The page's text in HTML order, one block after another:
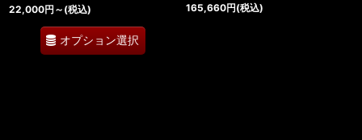
22,000円 ～ (税込)
オプション選択
165,660円(税込)